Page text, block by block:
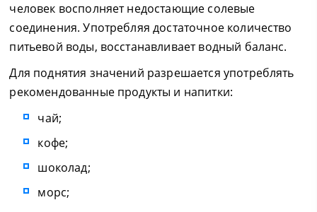
человек восполняет недостающие солевые
соединения. Употребляя достаточное количество
питьевой воды, восстанавливает водный баланс.
Для поднятия значений разрешается употреблять
рекомендованные продукты и напитки:
чай;
кофе;
шоколад;
морс;